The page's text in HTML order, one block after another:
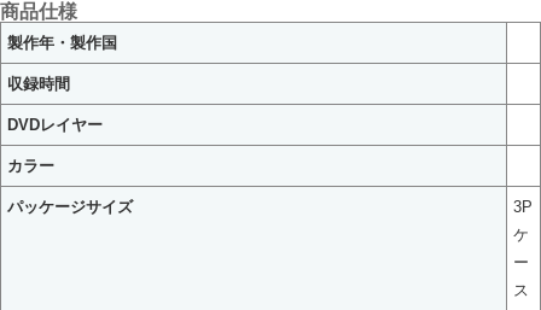
商品仕様
製作年・製作国
収録時間
DVDレイヤー
カラー
パッケージサイズ
3P
ケ
ー
ス